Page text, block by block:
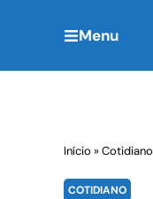
Menu
Início »Cotidiano
COTIDIANO